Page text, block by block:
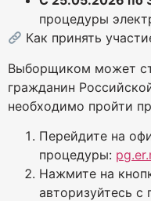
процедуры
Как принять
Выборщиком может
гражданин
необходимо пройти
Перейдите на
процедуры:
Нажмите на
авторизуйтесь